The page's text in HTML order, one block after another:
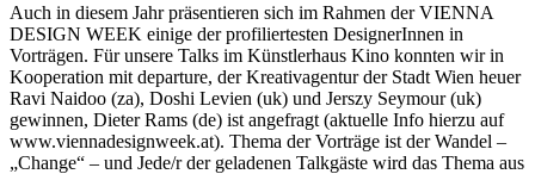
Auch in diesem Jahr präsentieren sich im Rahmen der VIENNA
DESIGN WEEK einige der profiliertesten DesignerInnen in
Vorträgen. Für unsere Talks im Künstlerhaus Kino konnten wir in
Kooperation mit departure, der Kreativagentur der Stadt Wien heuer
Ravi Naidoo (za), Doshi Levien (uk) und Jerszy Seymour (uk)
gewinnen, Dieter Rams (de) ist angefragt (aktuelle Info hierzu auf
www.viennadesignweek.at). Thema der Vorträge ist der Wandel –
„Change“ – und Jede/r der geladenen Talkgäste wird das Thema aus